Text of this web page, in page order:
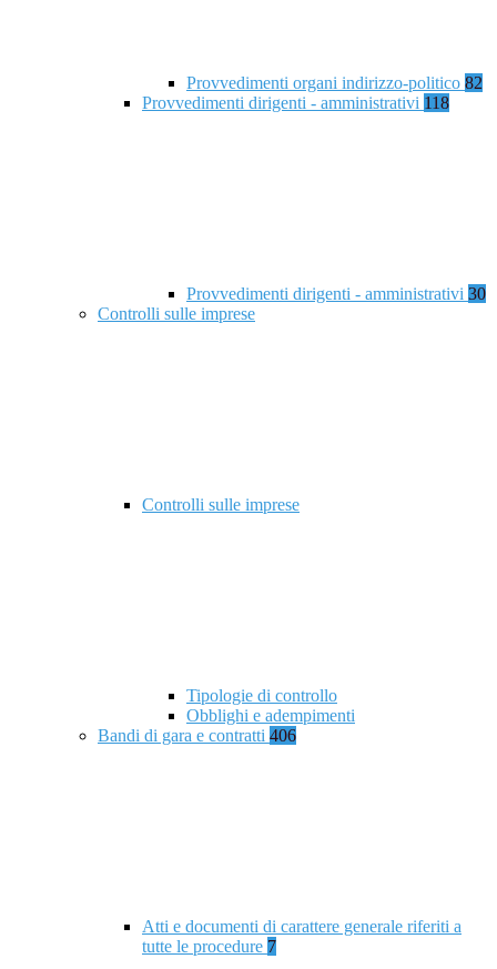
Provvedimenti organi indirizzo-politico 82
Provvedimenti dirigenti - amministrativi 118
Provvedimenti dirigenti - amministrativi 30
Controlli sulle imprese
Controlli sulle imprese
Tipologie di controllo
Obblighi e adempimenti
Bandi di gara e contratti 406
Atti e documenti di carattere generale riferiti a
tutte le procedure 7